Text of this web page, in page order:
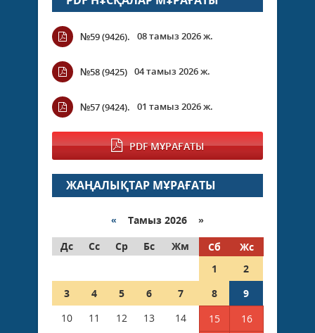
№59 (9426). 08 тамыз 2026 ж.
№58 (9425) 04 тамыз 2026 ж.
№57 (9424). 01 тамыз 2026 ж.
PDF МҰРАҒАТЫ
ЖАҢАЛЫҚТАР МҰРАҒАТЫ
« Тамыз 2026 »
Дс
Сс Ср Бс Жм Сб
Жс
1
2
3
4 5 6 7 8
9
10
11 12 13 14 15
16